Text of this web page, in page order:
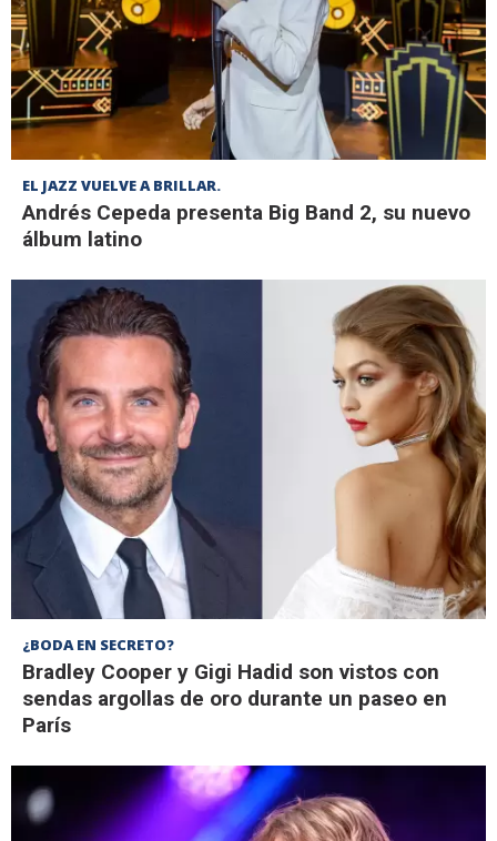
EL JAZZ VUELVE A BRILLAR.
Andrés Cepeda presenta Big Band 2, su nuevo
álbum latino
¿BODA EN SECRETO?
Bradley Cooper y Gigi Hadid son vistos con
sendas argollas de oro durante un paseo en
París